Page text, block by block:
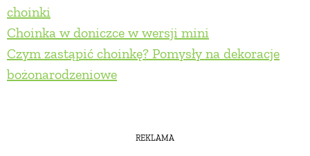
choinki
Choinka w doniczce w wersji mini
Czym zastąpić choinkę? Pomysły na dekoracje
bożonarodzeniowe
REKLAMA